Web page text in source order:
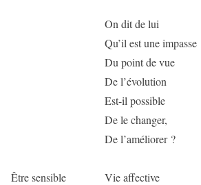
On dit de lui
Qu’il est une impasse
Du point de vue
De l’évolution
Est-il possible
De le changer,
De l’améliorer ?
Être sensible Vie affective